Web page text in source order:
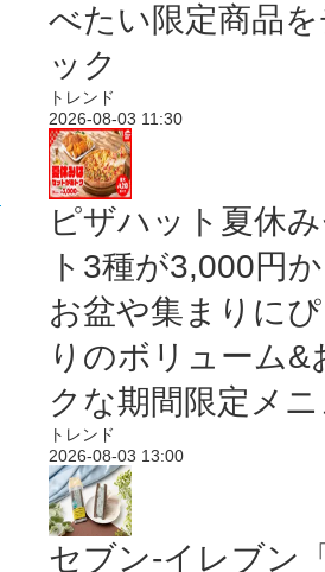
べたい限定商品を
ック
トレンド
2026-08-03 11:30
ピザハット夏休
ト3種が3,000円か
お盆や集まりに
りのボリューム&
クな期間限定メ
トレンド
2026-08-03 13:00
セブン‐イレブン